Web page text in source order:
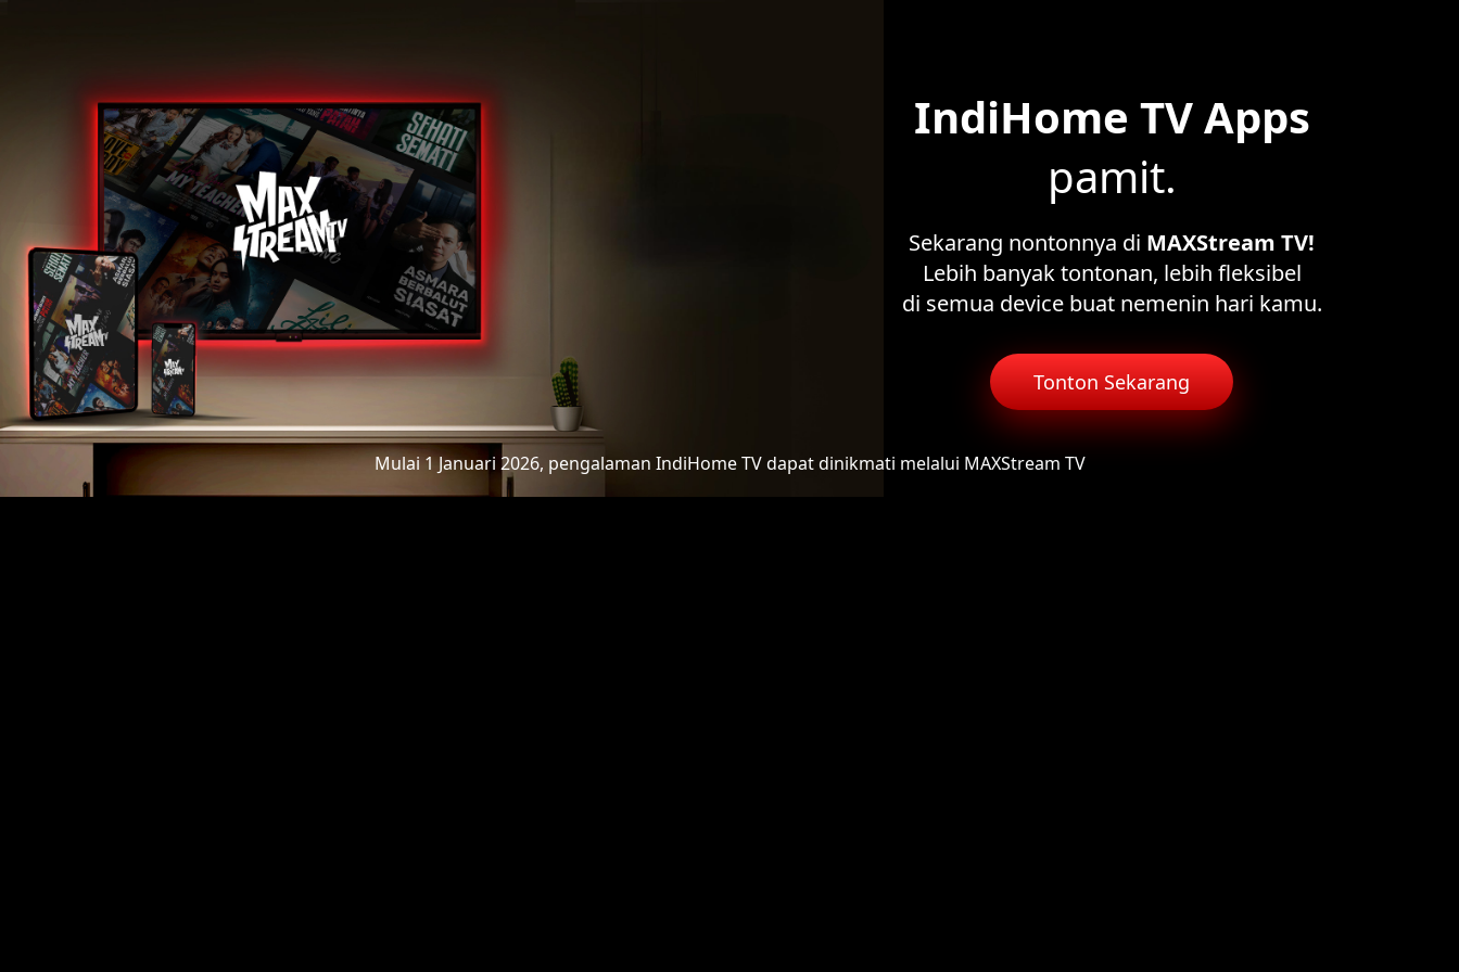
IndiHome TV Apps
pamit.
Sekarang nontonnya di MAXStream TV!
Lebih banyak tontonan, lebih fleksibel
di semua device buat nemenin hari kamu.
Tonton Sekarang
Mulai 1 Januari 2026, pengalaman IndiHome TVdapat dinikmati melalui MAXStream TV